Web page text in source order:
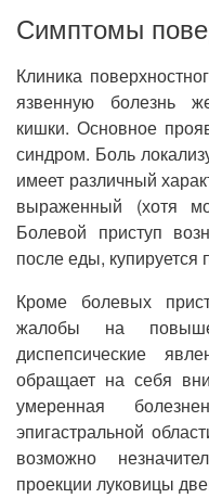
Симптомы
Клиника
язвенную болезнь
кишки. Основное
синдром. Боль
имеет различный
выраженный (хотя
Болевой приступ
после еды,
Кроме болевых
жалобы на
диспепсические
обращает на себя
умеренная
эпигастральной
возможно
проекции луковицы